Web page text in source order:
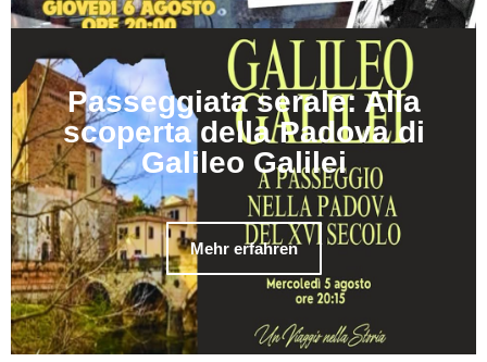
Passeggiata serale: Alla
scoperta della Padova di
Galileo Galilei
Mehr erfahren